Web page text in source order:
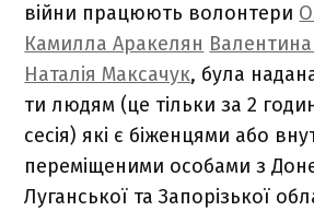
війни працюють волонтери
Камилла Аракелян
Наталія Максачук, була
ти людям (це тільки за 2
сесія) які є біженцями або
переміщеними особами з
Луганської та Запорізької